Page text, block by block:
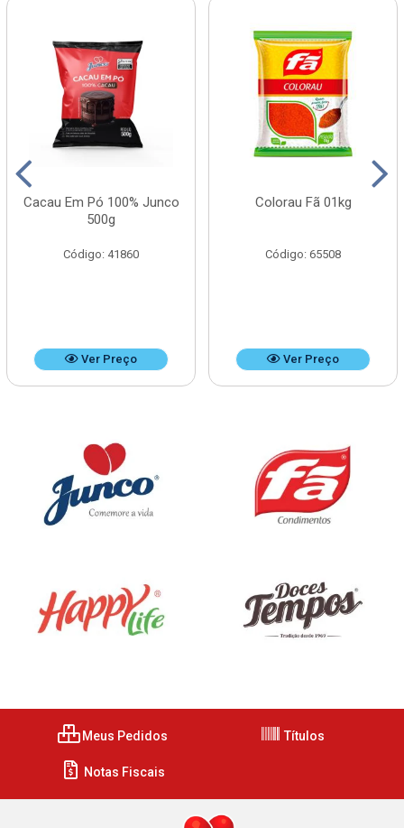
Cacau Em Pó 100% Junco
500g
Código: 41860
Ver Preço
Colorau Fã 01kg
Código: 65508
Ver Preço
Meus Pedidos Títulos
Notas Fiscais